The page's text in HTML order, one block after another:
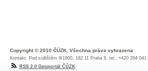
Copyright © 2010 ČÚZK, Všechna práva vyhrazena
Kontakt: Pod sídlištěm 9/1800, 182 11 Praha 8, tel.: +420 284 041
RSS 2.0 Geoportál ČÚZK